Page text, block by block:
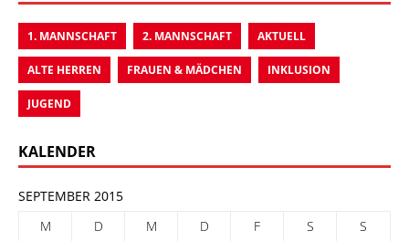
1. MANNSCHAFT 2. MANNSCHAFT AKTUELL
ALTE HERREN FRAUEN & MÄDCHEN INKLUSION
JUGEND
KALENDER
SEPTEMBER 2015
M
D M D F S
S